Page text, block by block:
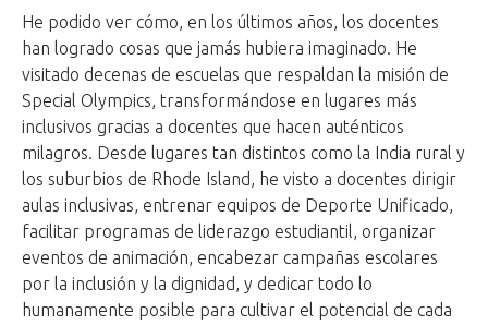
He podido ver cómo, en los últimos años, los docentes
han logrado cosas que jamás hubiera imaginado. He
visitado decenas de escuelas que respaldan la misión de
Special Olympics, transformándose en lugares más
inclusivos gracias a docentes que hacen auténticos
milagros. Desde lugares tan distintos como la India rural y
los suburbios de Rhode Island, he visto a docentes dirigir
aulas inclusivas, entrenar equipos de Deporte Unificado,
facilitar programas de liderazgo estudiantil, organizar
eventos de animación, encabezar campañas escolares
por la inclusión y la dignidad, y dedicar todo lo
humanamente posible para cultivar el potencial de cada